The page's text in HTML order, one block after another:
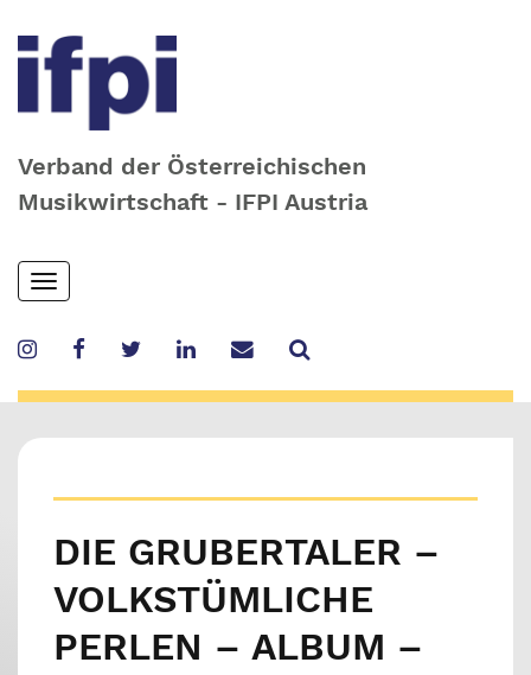
Verband der Österreichischen
Musikwirtschaft - IFPI Austria
Skip
to
content
Toggle
navigation
DIE GRUBERTALER –
VOLKSTÜMLICHE
PERLEN – ALBUM –